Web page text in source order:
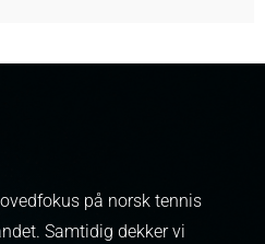
på norsk tennis
Samtidig dekker vi